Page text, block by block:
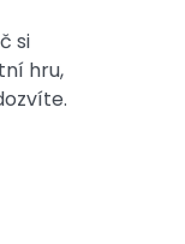
si
hru,